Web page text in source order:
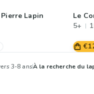
Lapin
Le
5+
3-8 ansÀ la recherche du